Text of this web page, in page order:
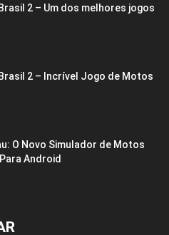
2 – Um dos melhores jogos
2 – Incrível Jogo de Motos
O Novo Simulador de Motos
Android